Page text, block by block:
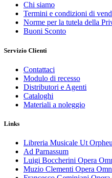
Chi siamo
Termini e condizioni di
Norme per la tutela della
Buoni Sconto
Servizio Clienti
Contattaci
Modulo di recesso
Distributori e Agenti
Cataloghi
Materiali a noleggio
Links
Libreria Musicale Ut
Ad Parnassum
Luigi Boccherini Opera
Muzio Clementi Opera